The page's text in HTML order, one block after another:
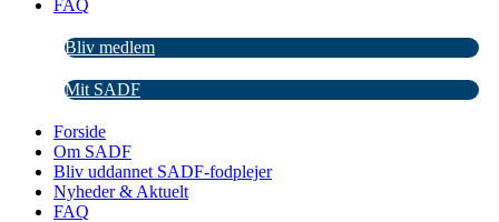
FAQ
Bliv medlem
Mit SADF
Forside
Om SADF
Bliv uddannet SADF-fodplejer
Nyheder & Aktuelt
FAQ